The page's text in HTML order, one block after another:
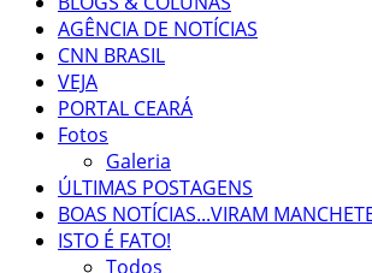
AGÊNCIA DE NOTÍCIAS
CNN BRASIL
VEJA
PORTAL CEARÁ
Fotos
Galeria
ÚLTIMAS POSTAGENS
BOAS NOTÍCIAS...VIRAM
ISTO É FATO!
Todos